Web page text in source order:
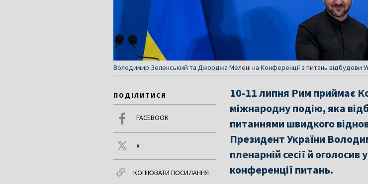
Володимир Зеленський та Джорджа Мелоні на Конференції з питань відбудови
ПОДІЛИТИСЯ
FACEBOOK
X
КОПІЮВАТИ ПОСИЛАННЯ
10-11 липня Рим приймає
міжнародну подію, яка
питаннями швидкого
Президент України
пленарній сесії й
конференції питань.